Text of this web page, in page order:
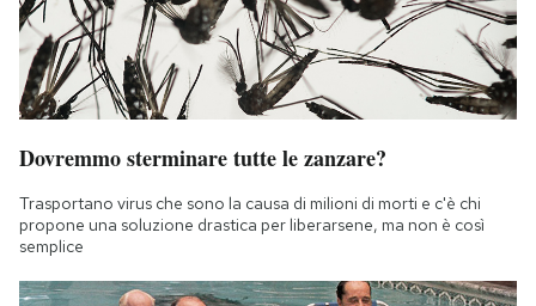
Dovremmo sterminare tutte le zanzare?
Trasportano virus che sono la causa di milioni di morti e c'è chi
propone una soluzione drastica per liberarsene, ma non è così
semplice